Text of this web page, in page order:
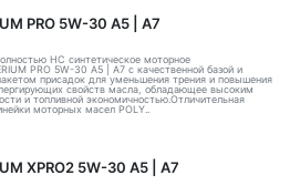
PRO 5W-30 A5 | А7
HC синтетическое моторное
PRO 5W-30 A5 | А7 с качественной базой и
присадок для уменьшения трения и повышения
свойств масла, обладающее высоким
и топливной экономичностью.Отличительная
моторных масел POLY..
XPRO2 5W-30 А5 | А7